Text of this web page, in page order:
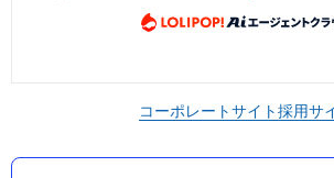
コーポレートサイト採用サ